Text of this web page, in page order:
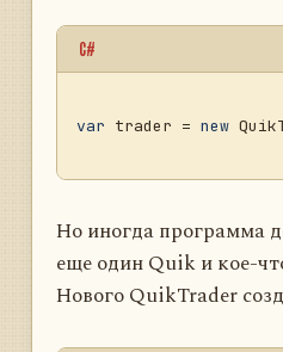
C#
var trader = new
Но иногда программа
еще один Quik и кое-
Нового QuikTrader